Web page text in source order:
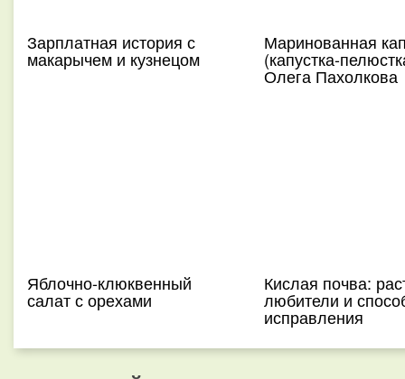
Зарплатная история с
макарычем и кузнецом
Маринованная
(капустка-
Олега Пахолкова
Яблочно-клюквенный
салат с орехами
Кислая почва:
любители и
исправления